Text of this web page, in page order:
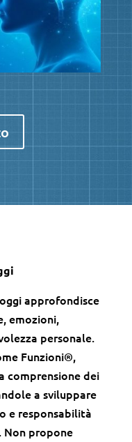
approfondisce
emozioni,
personale.
Funzioni®,
comprensione dei
a sviluppare
e responsabilità
Non propone